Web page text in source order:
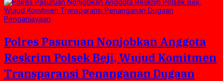
Polres Pasuruan Nonjobkan Anggota
Reskrim Polsek Beji, Wujud Komitmen
Transparansi Penanganan Dugaan